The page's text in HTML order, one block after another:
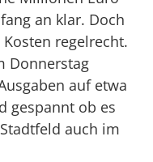
an klar. Doch
regelrecht.
Donnerstag
auf etwa
gespannt ob es
auch im